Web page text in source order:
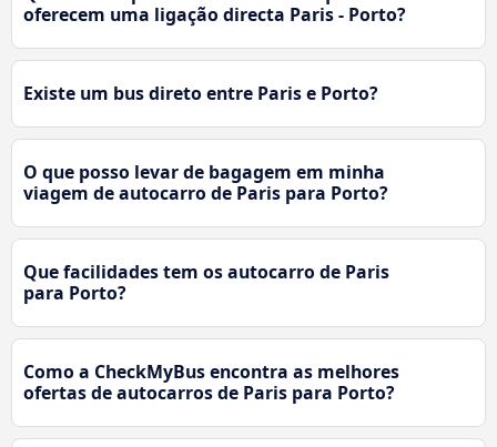
oferecem uma ligação directa Paris - Porto?
Existe um bus direto entre Paris e Porto?
O que posso levar de bagagem em minha
viagem de autocarro de Paris para Porto?
Que facilidades tem os autocarro de Paris
para Porto?
Como a CheckMyBus encontra as melhores
ofertas de autocarros de Paris para Porto?